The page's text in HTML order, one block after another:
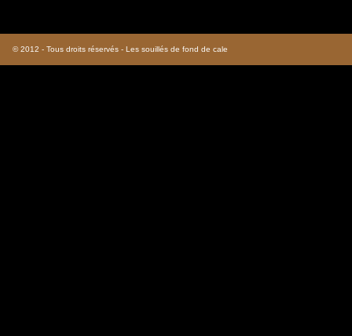
© 2012 - Tous droits réservés - Les souillés de fond de cale